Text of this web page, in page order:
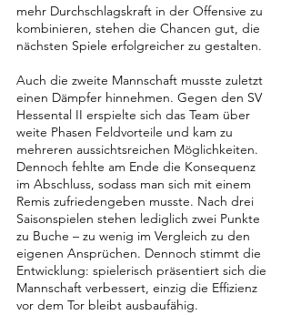
mehr Durchschlagskraft in der Offensive zu
kombinieren, stehen die Chancen gut, die
nächsten Spiele erfolgreicher zu gestalten.
Auch die zweite Mannschaft musste zuletzt
einen Dämpfer hinnehmen. Gegen den SV
Hessental II erspielte sich das Team über
weite Phasen Feldvorteile und kam zu
mehreren aussichtsreichen Möglichkeiten.
Dennoch fehlte am Ende die Konsequenz
im Abschluss, sodass man sich mit einem
Remis zufriedengeben musste. Nach drei
Saisonspielen stehen lediglich zwei Punkte
zu Buche – zu wenig im Vergleich zu den
eigenen Ansprüchen. Dennoch stimmt die
Entwicklung: spielerisch präsentiert sich die
Mannschaft verbessert, einzig die Effizienz
vor dem Tor bleibt ausbaufähig.